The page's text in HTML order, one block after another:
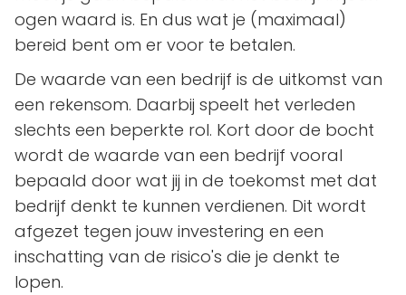
ogen waard is. En dus wat je (maximaal)
bereid bent om er voor te betalen.
De waarde van een bedrijf is de uitkomst van
een rekensom. Daarbij speelt het verleden
slechts een beperkte rol. Kort door de bocht
wordt de waarde van een bedrijf vooral
bepaald door wat jij in de toekomst met dat
bedrijf denkt te kunnen verdienen. Dit wordt
afgezet tegen jouw investering en een
inschatting van de risico's die je denkt te
lopen.